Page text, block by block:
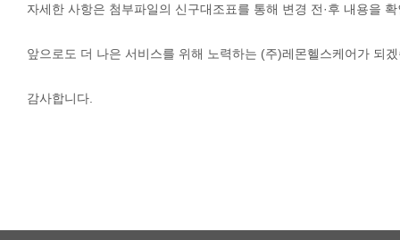
자세한 사항은 첨부파일의 신구대조표를 통해 변경 전·후 내용을 확
앞으로도 더 나은 서비스를 위해 노력하는 (주)레몬헬스케어가 되겠
감사합니다.